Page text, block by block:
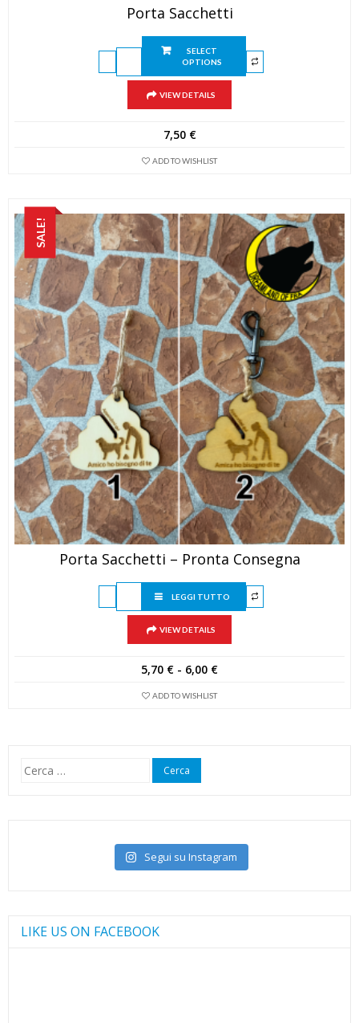
Porta Sacchetti
SELECT
OPTIONS
VIEW DETAILS
7,50 €
ADD TO WISHLIST
SALE!
Porta Sacchetti – Pronta Consegna
LEGGI TUTTO
VIEW DETAILS
5,70 € - 6,00 €Fascia
ADD TO WISHLIST
Ricerca
per:
Segui su Instagram
LIKE US ON FACEBOOK